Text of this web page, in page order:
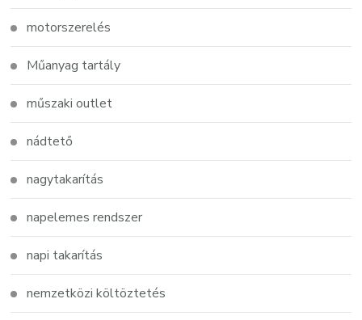
motorszerelés
Műanyag tartály
műszaki outlet
nádtető
nagytakarítás
napelemes rendszer
napi takarítás
nemzetközi költöztetés